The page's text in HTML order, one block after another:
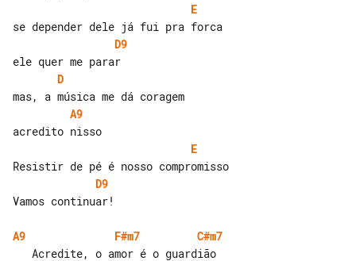
E
D9
D
A9
E
D9
Vamos continuar!
A9 F#m7
C#m7